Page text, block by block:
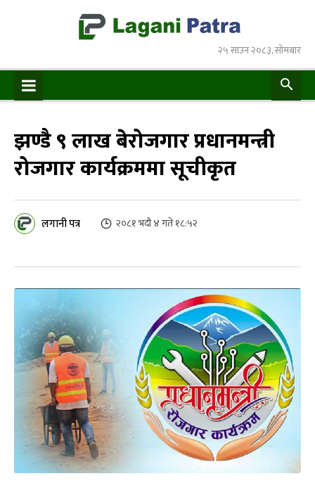
२५ साउन २०८३, सोमबार
झण्डै ९ लाख बेरोजगार प्रधानमन्त्री
रोजगार कार्यक्रममा सूचीकृत
लगानी पत्र २०८१ भदौ ४ गते १८:५२